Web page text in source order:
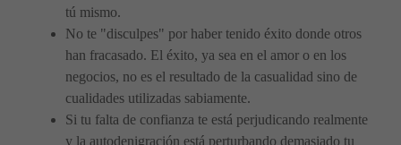
tú mismo.
No te "disculpes" por haber tenido éxito donde otros
han fracasado. El éxito, ya sea en el amor o en los
negocios, no es el resultado de la casualidad sino de
cualidades utilizadas sabiamente.
Si tu falta de confianza te está perjudicando realmente
y la autodenigración está perturbando demasiado tu